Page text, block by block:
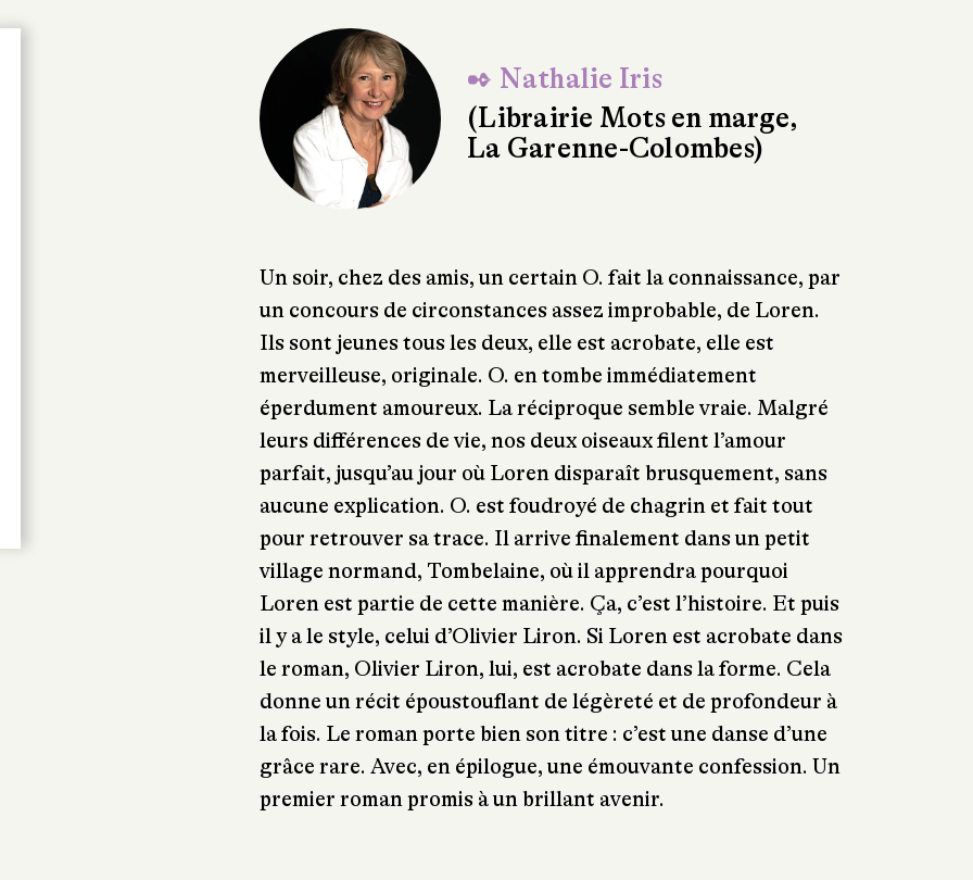
✒ Nathalie Iris
(Librairie Mots en marge,
La Garenne-Colombes)
Un soir, chez des amis, un certain O. fait la connaissance, par
un concours de circonstances assez improbable, de Loren.
Ils sont jeunes tous les deux, elle est acrobate, elle est
merveilleuse, originale. O. en tombe immédiatement
éperdument amoureux. La réciproque semble vraie. Malgré
leurs différences de vie, nos deux oiseaux filent l’amour
parfait, jusqu’au jour où Loren disparaît brusquement, sans
aucune explication. O. est foudroyé de chagrin et fait tout
pour retrouver sa trace. Il arrive finalement dans un petit
village normand, Tombelaine, où il apprendra pourquoi
Loren est partie de cette manière. Ça, c’est l’histoire. Et puis
il y a le style, celui d’Olivier Liron. Si Loren est acrobate dans
le roman, Olivier Liron, lui, est acrobate dans la forme. Cela
donne un récit époustouflant de légèreté et de profondeur à
la fois. Le roman porte bien son titre : c’est une danse d’une
grâce rare. Avec, en épilogue, une émouvante confession. Un
premier roman promis à un brillant avenir.